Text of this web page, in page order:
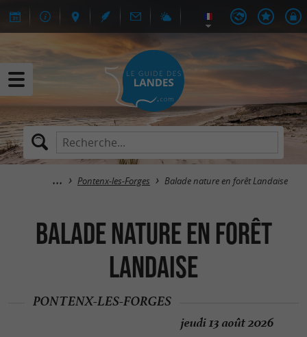
Pontenx-les-Forges Balade nature en forêt Landaise
Balade nature en forêt
Landaise
PONTENX-LES-FORGES
jeudi 13 août 2026